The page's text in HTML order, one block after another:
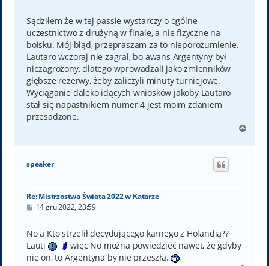
t
Sądziłem że w tej passie wystarczy o ogólne
uczestnictwo z drużyną w finale, a nie fizyczne na
boisku. Mój błąd, przepraszam za to nieporozumienie.
Lautaro wczoraj nie zagrał, bo awans Argentyny był
niezagrożony, dlatego wprowadzali jako zmienników
głębsze rezerwy, żeby zaliczyli minuty turniejowe.
Wyciąganie daleko idących wniosków jakoby Lautaro
stał się napastnikiem numer 4 jest moim zdaniem
przesadzone.
g
speaker
Re: Mistrzostwa Świata 2022 w Katarze
P
t
14 gru 2022, 23:59
No a Kto strzelił decydującego karnego z Holandią??
Lauti
więc No można powiedzieć nawet, że gdyby
nie on, to Argentyna by nie przeszła.